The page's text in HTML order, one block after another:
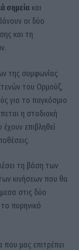
σημεία και
οι δύο
και τη
της συμφωνίας
του Ορμούζ,
για το παγκόσμιο
η σταδιακή
επιβληθεί
τη βάση των
κινήσεων που θα
στις δύο
πυρηνικό
που μας επιτρέπει